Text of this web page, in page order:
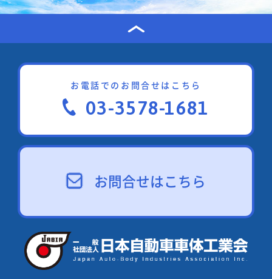
お電話でのお問合せはこちら
03-3578-1681
お問合せはこちら